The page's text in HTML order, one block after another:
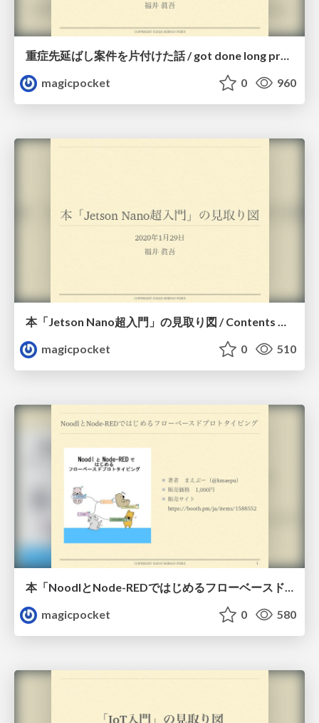
重症先延ばし案件を片付けた話 / got done long procrastinated projects
magicpocket
0 960
magicpocket
0 510
本「NoodlとNode-REDではじめるフローベースドプロトタイピング」の見取り図 / contents map of Noodl and Node-Red book
magicpocket
0 580